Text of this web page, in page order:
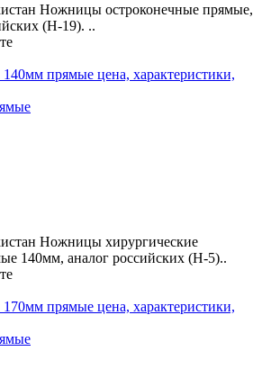
Ножницы остроконечные прямые,
(Н-19). ..
Ножницы хирургические
140мм, аналог российских (Н-5)..